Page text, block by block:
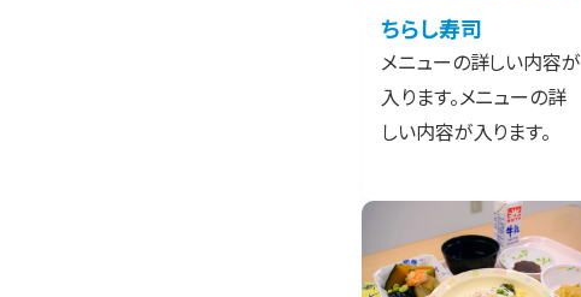
ちらし寿司
メニューの詳しい内容が
入ります。メニューの詳
しい内容が入ります。